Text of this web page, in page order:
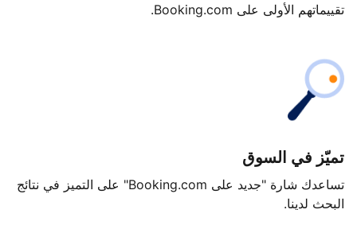
تقييماتهم الأولى على Booking.com.
تميّز في السوق
تساعدك شارة "جديد على Booking.com" على التميز في نتائج
البحث لدينا.